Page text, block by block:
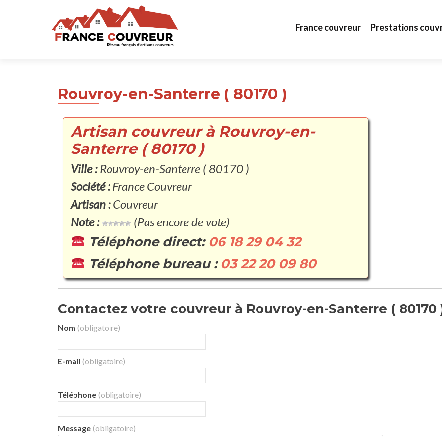
France couvreur Prestations
Rouvroy-en-Santerre ( 80170 )
Artisan couvreur à Rouvroy-en-
Santerre ( 80170 )
Ville :Rouvroy-en-Santerre ( 80170 )
Société :France Couvreur
Artisan :Couvreur
Note :
(Pas encore de vote)
Téléphone direct: 06 18 29 04 32
Téléphone bureau : 03 22 20 09 80
Contactez votre couvreur à Rouvroy-en-Santerre ( 80170
Nom (obligatoire)
E-mail (obligatoire)
Téléphone (obligatoire)
Message (obligatoire)